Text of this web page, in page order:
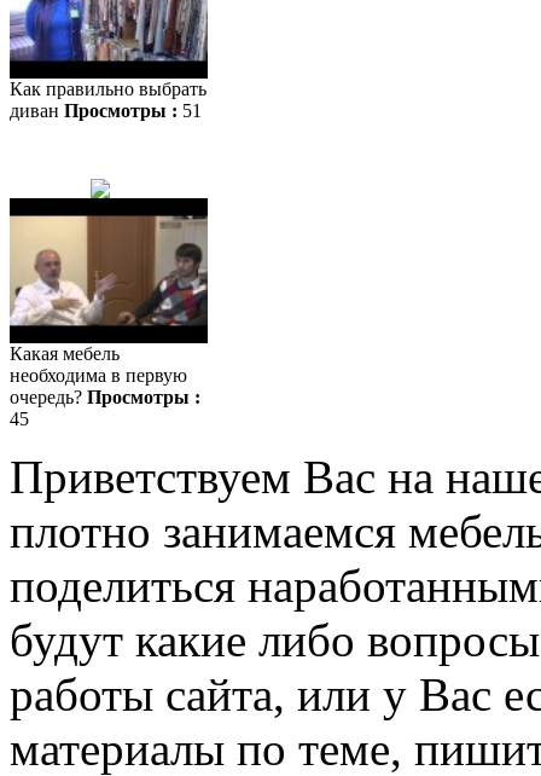
Как правильно выбрать
диван Просмотры : 51
Какая мебель
необходима в первую
очередь? Просмотры :
45
Приветствуем Вас на
плотно занимаемся
поделиться
будут какие либо
работы сайта, или у Вас
материалы по теме,